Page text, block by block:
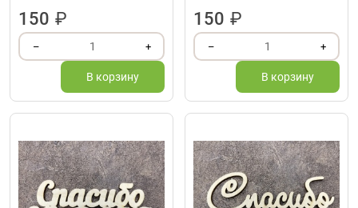
150 ₽
– 1 +
В корзину
150 ₽
– 1 +
В корзину